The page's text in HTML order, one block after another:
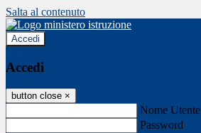
Salta al contenuto
Accedi
Accedi
button close ×
Nome Utente
Password